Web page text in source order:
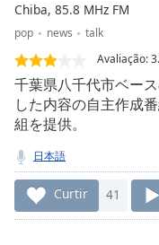
Duration
Loaded:
0.00%
Stream
TypeLIVE
Seek to
live,
currently
behind
liveLIVE
Remaining
Time-
Chiba, 85.8 MHz FM
pop news
talk
Avaliação:
千葉県八千代市ベー
した内容の自主作成
組を提供。
日本語
Curtir 41